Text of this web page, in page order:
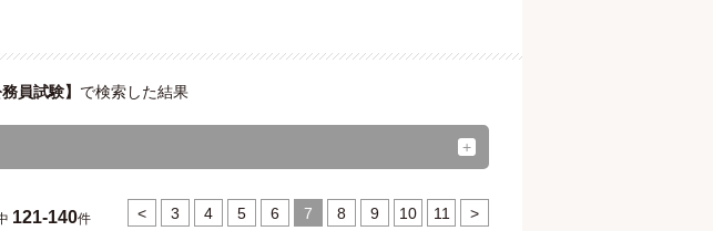
員試験】 で検索した結果
121-140件 < 3 4 5 6 7 8 9 10 11 >